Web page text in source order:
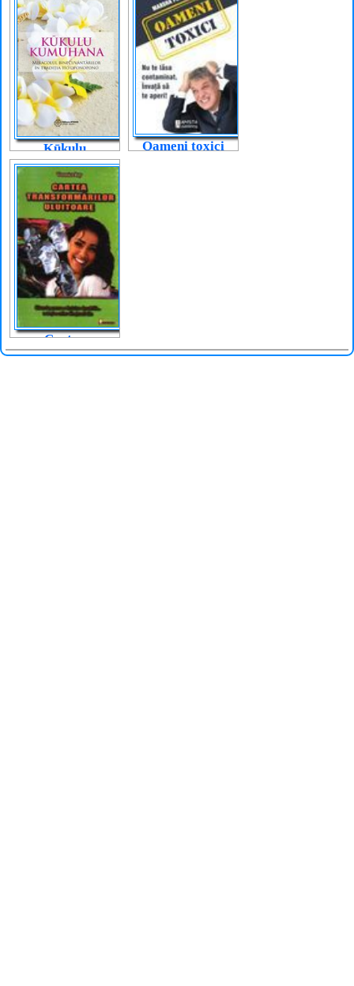
Kūkulu
Kumuhana
Oameni toxici
Cartea
transformărilor